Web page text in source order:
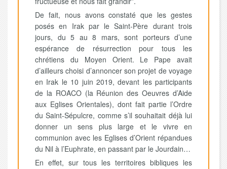
De fait, nous avons constaté que les gestes
posés en Irak par le Saint-Père durant trois
jours, du 5 au 8 mars, sont porteurs d’une
espérance de résurrection pour tous les
chrétiens du Moyen Orient. Le Pape avait
d’ailleurs choisi d’annoncer son projet de voyage
en Irak le 10 juin 2019, devant les participants
de la ROACO (la Réunion des Oeuvres d’Aide
aux Eglises Orientales), dont fait partie l’Ordre
du Saint-Sépulcre, comme s’il souhaitait déjà lui
donner un sens plus large et le vivre en
communion avec les Eglises d’Orient répandues
du Nil à l’Euphrate, en passant par le Jourdain…
En effet, sur tous les territoires bibliques les